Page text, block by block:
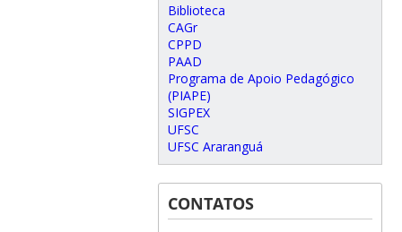
Biblioteca
CAGr
CPPD
PAAD
Programa de Apoio Pedagógico
(PIAPE)
SIGPEX
UFSC
UFSC Araranguá
CONTATOS